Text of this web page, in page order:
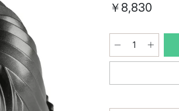
￥8,830